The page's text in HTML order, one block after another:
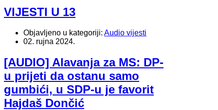
VIJESTI U 13
Objavljeno u kategoriji: Audio vijesti
02. rujna 2024.
[AUDIO] Alavanja za MS: DP-
u prijeti da ostanu samo
gumbići, u SDP-u je favorit
Hajdaš Dončić